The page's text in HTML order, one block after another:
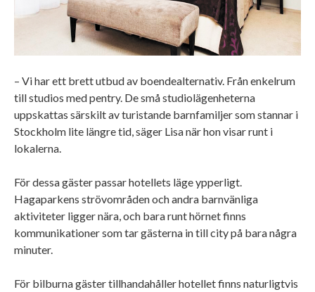
– Vi har ett brett utbud av boendealternativ. Från enkelrum
till studios med pentry. De små studiolägenheterna
uppskattas särskilt av turistande barnfamiljer som stannar i
Stockholm lite längre tid, säger Lisa när hon visar runt i
lokalerna.
För dessa gäster passar hotellets läge ypperligt.
Hagaparkens strövområden och andra barnvänliga
aktiviteter ligger nära, och bara runt hörnet finns
kommunikationer som tar gästerna in till city på bara några
minuter.
För bilburna gäster tillhandahåller hotellet finns naturligtvis